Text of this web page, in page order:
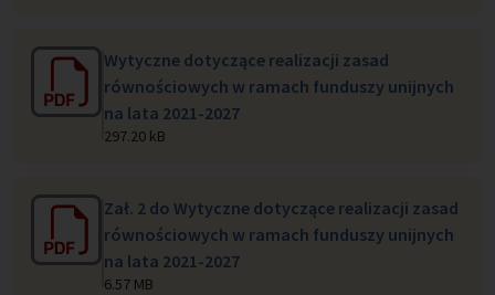
Wytyczne dotyczące realizacji zasad
równościowych w ramach funduszy unijnych
na lata 2021-2027
297.20 kB
Zał. 2 do Wytyczne dotyczące realizacji zasad
równościowych w ramach funduszy unijnych
na lata 2021-2027
6.57 MB